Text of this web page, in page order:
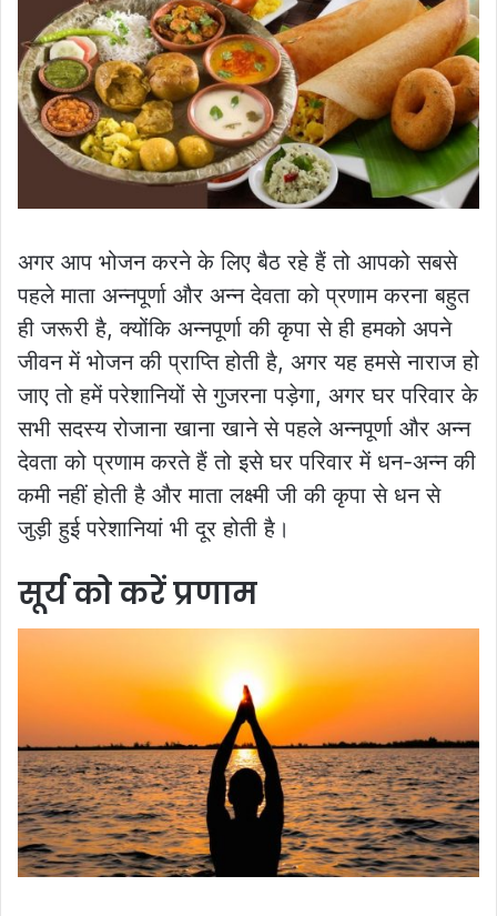
अगर आप भोजन करने के लिए बैठ रहे हैं तो आपको सबसे
पहले माता अन्नपूर्णा और अन्न देवता को प्रणाम करना बहुत
ही जरूरी है, क्योंकि अन्नपूर्णा की कृपा से ही हमको अपने
जीवन में भोजन की प्राप्ति होती है, अगर यह हमसे नाराज हो
जाए तो हमें परेशानियों से गुजरना पड़ेगा, अगर घर परिवार के
सभी सदस्य रोजाना खाना खाने से पहले अन्नपूर्णा और अन्न
देवता को प्रणाम करते हैं तो इसे घर परिवार में धन-अन्न की
कमी नहीं होती है और माता लक्ष्मी जी की कृपा से धन से
जुड़ी हुई परेशानियां भी दूर होती है।
सूर्य को करें प्रणाम